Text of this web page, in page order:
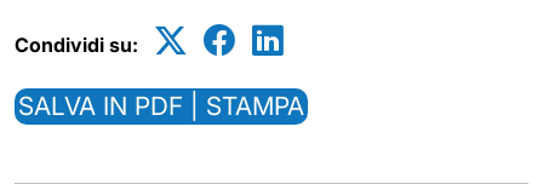
Condividi su:
SALVA IN PDF | STAMPA